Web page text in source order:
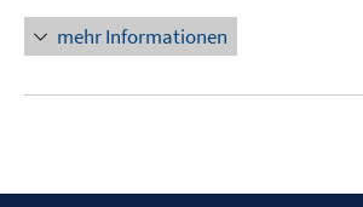
mehr Informationen